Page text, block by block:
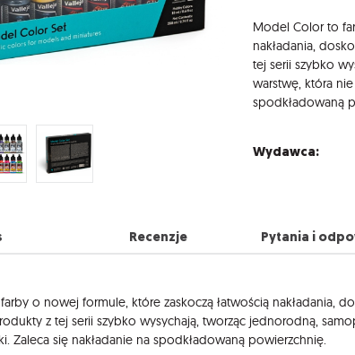
Model Color to
nakładania,
tej serii szybko
warstwę, która
Wydawca:
Recenzje Pytania i
o nowej formule, które zaskoczą łatwością nakładania,
z tej serii szybko wysychają, tworząc jednorodną,
Zaleca się nakładanie na spodkładowaną powierzchnię.